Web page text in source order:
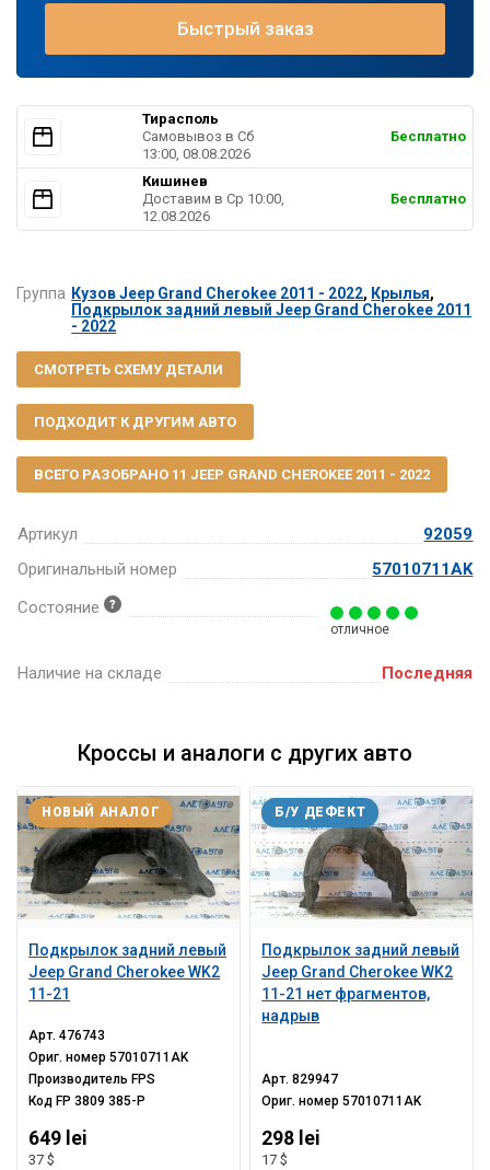
Артикул
92059
Оригинальный номер
57010711AK
Состояние
отличное
Наличие на складе Последняя
Быстрый заказ
Тирасполь
Самовывоз в Cб
13:00, 08.08.2026
Бесплатно
Кишинев
Доставим в Ср 10:00,
12.08.2026
Бесплатно
Группа Кузов Jeep Grand Cherokee 2011 - 2022, Крылья,
Подкрылок задний левый Jeep Grand Cherokee 2011
- 2022
СМОТРЕТЬ СХЕМУ ДЕТАЛИ
ПОДХОДИТ К ДРУГИМ АВТО
ВСЕГО РАЗОБРАНО 11 JEEP GRAND CHEROKEE 2011 - 2022
Кроссы и аналоги с других авто
Подкрылок задний левый
Jeep Grand Cherokee WK2
11-21
НОВЫЙ АНАЛОГ
Арт.476743
Ориг. номер57010711AK
Производитель FPS
Код FP 3809 385-P
649 lei
37 $
Подкрылок задний левый
Jeep Grand Cherokee WK2
11-21 нет фрагментов,
надрыв
Б/У ДЕФЕКТ
Арт.829947
Ориг. номер57010711AK
298 lei
17 $